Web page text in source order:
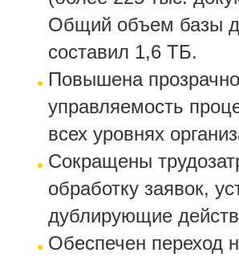
Общий объем базы
составил 1,6 ТБ.
Повышена
управляемость
всех уровнях
Сокращены
обработку заявок,
дублирующие
Обеспечен переход